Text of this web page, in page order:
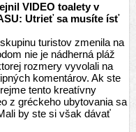
VIDEO toalety v
Utrieť sa musíte ísť
turistov zmenila na
nie je nádherná pláž
rozmery vyvolali na
komentárov. Ak ste
tento kreatívny
z gréckeho ubytovania sa
by ste si však dávať